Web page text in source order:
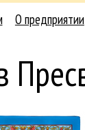
О предприятии